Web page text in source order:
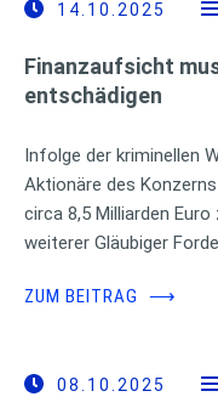
14.10.2025
Finanzaufsicht
entschädigen
Infolge der kriminellen
Aktionäre des
circa 8,5 Milliarden
weiterer Gläubiger
ZUM BEITRAG ⟶
08.10.2025